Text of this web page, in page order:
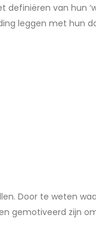
van hun
leggen met
Door te weten
gemotiveerd zijn